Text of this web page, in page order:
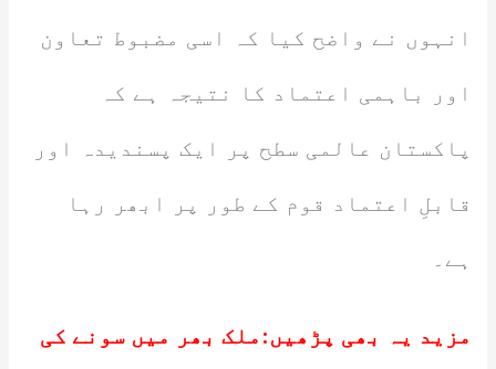
انہوں نے واضح کیا کہ اسی مضبوط تعاون
اور باہمی اعتماد کا نتیجہ ہے کہ
پاکستان عالمی سطح پر ایک پسندیدہ اور
قابلِ اعتماد قوم کے طور پر ابھر رہا
ہے۔
مزید یہ بھی پڑھیں: ملک بھر میں سونے کی